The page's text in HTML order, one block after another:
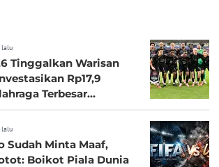
lalu
Tinggalkan Warisan
Rp17,9
Terbesar
lalu
Sudah Minta Maaf,
Boikot Piala Dunia